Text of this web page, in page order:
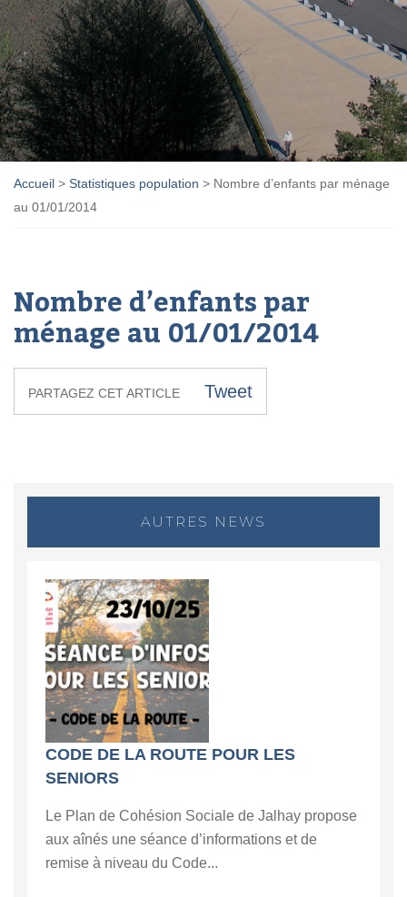
Accueil > Statistiques population > Nombre d’enfants par ménage
au 01/01/2014
Nombre d’enfants par
ménage au 01/01/2014
PARTAGEZ CET ARTICLE Tweet
AUTRES NEWS
CODE DE LA ROUTE POUR LES
SENIORS
Le Plan de Cohésion Sociale de Jalhay propose
aux aînés une séance d’informations et de
remise à niveau du Code...